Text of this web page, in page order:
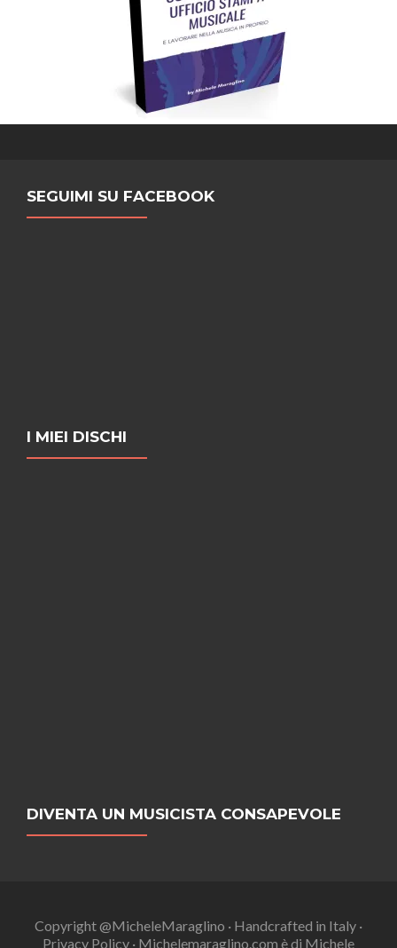
SEGUIMI SU FACEBOOK
I MIEI DISCHI
DIVENTA UN MUSICISTA CONSAPEVOLE
Copyright @MicheleMaraglino · Handcrafted in Italy ·
Privacy Policy · Michelemaraglino.com è di Michele